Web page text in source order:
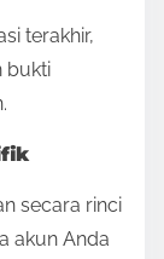
terakhir,
bukti
secara rinci
akun Anda